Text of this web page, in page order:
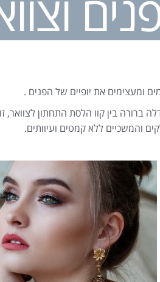
ומעצימים את יופיים של הפנים .
ברורה בין קוו הלסת התחתון לצוואר,
והמשכיים ללא קמטים ועיוותים.